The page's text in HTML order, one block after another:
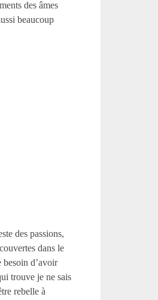
des âmes
beaucoup
des passions,
dans le
besoin d’avoir
trouve je ne sais
rebelle à